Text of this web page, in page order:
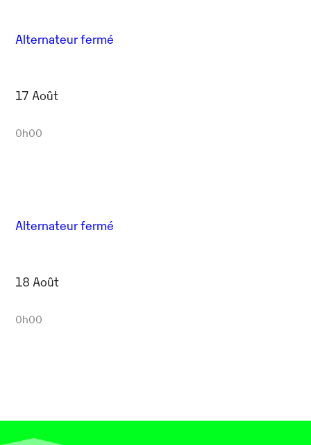
Alternateur fermé
17 Août
0h00
Alternateur fermé
18 Août
0h00